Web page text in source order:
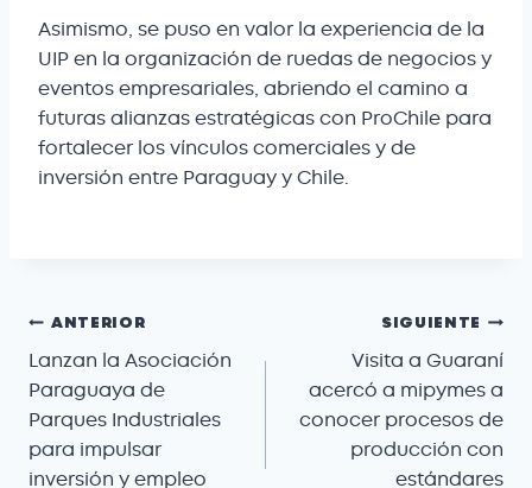
Asimismo, se puso en valor la experiencia de la
UIP en la organización de ruedas de negocios y
eventos empresariales, abriendo el camino a
futuras alianzas estratégicas con ProChile para
fortalecer los vínculos comerciales y de
inversión entre Paraguay y Chile.
ANTERIOR
Lanzan la Asociación
Paraguaya de
Parques Industriales
para impulsar
inversión y empleo
SIGUIENTE
Visita a Guaraní
acercó a mipymes a
conocer procesos de
producción con
estándares